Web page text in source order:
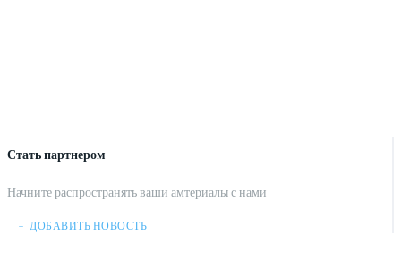
Стать партнером
Начните распространять ваши амтериалы с нами
﹢ ДОБАВИТЬ НОВОСТЬ